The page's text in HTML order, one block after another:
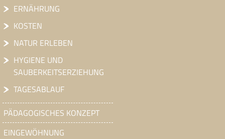
ERNÄHRUNG
KOSTEN
NATUR ERLEBEN
HYGIENE UND
SAUBERKEITSERZIEHUNG
TAGESABLAUF
PÄDAGOGISCHES KONZEPT
EINGEWÖHNUNG